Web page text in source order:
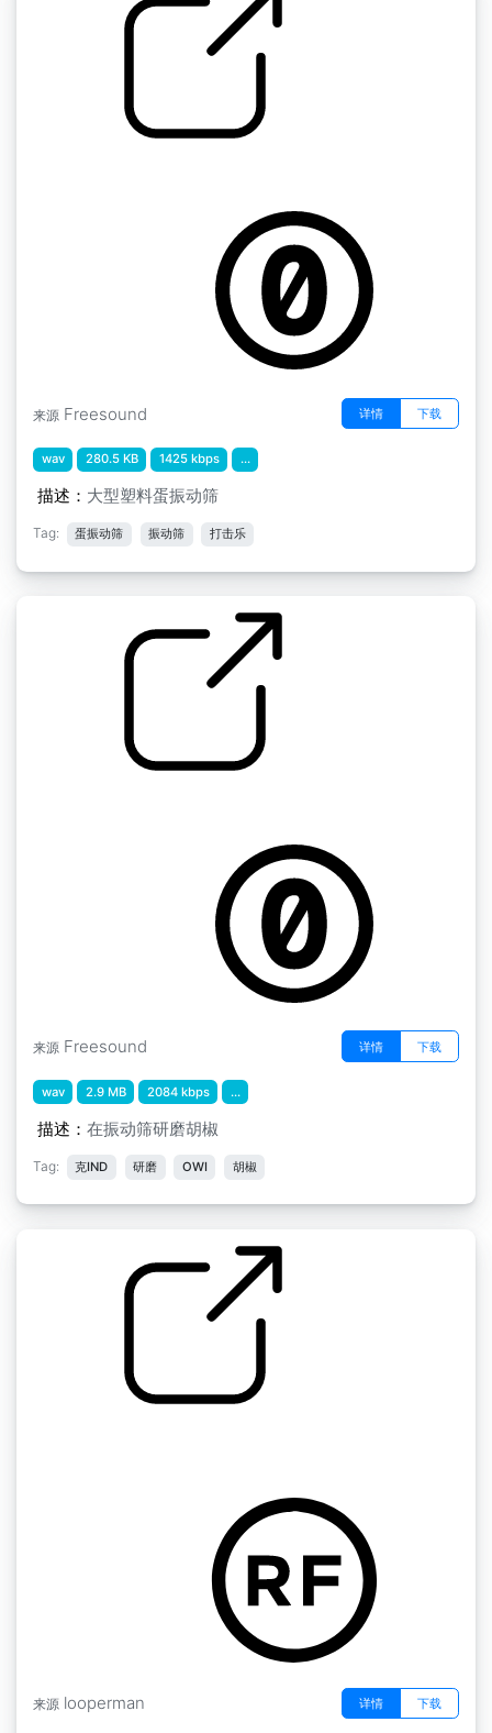
来源 Freesound 详情 下载
wav 280.5 KB 1425 kbps ...
描述： 大型塑料蛋振动筛
Tag: 蛋振动筛 振动筛 打击乐
来源 Freesound 详情 下载
wav 2.9 MB 2084 kbps ...
描述： 在振动筛研磨胡椒
Tag: 克IND 研磨 OWI 胡椒
来源 looperman 详情 下载